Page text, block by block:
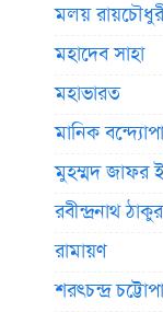
মলয়
মহাদেব সাহা
মহাভারত
মানিক
মুহম্মদ জাফর
রবীন্দ্রনাথ ঠাকুর
রামায়ণ
শরৎচন্দ্র